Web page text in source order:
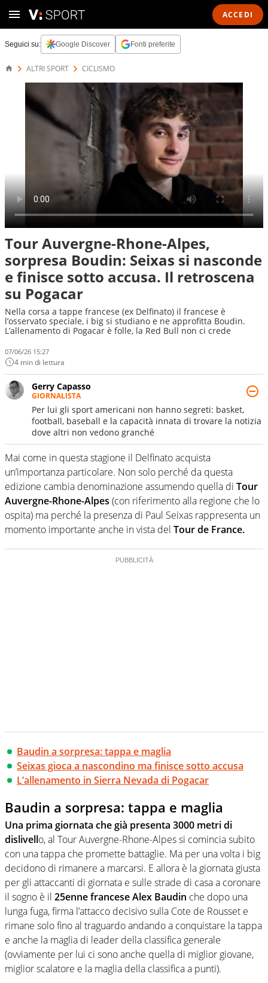
ACCEDI
Seguici su: Google Discover Fonti preferite
ALTRI SPORT CICLISMO
Tour Auvergne-Rhone-Alpes,
sorpresa Boudin: Seixas si nasconde
e finisce sotto accusa. Il retroscena
su Pogacar
Nella corsa a tappe francese (ex Delfinato) il francese è
l’osservato speciale, i big si studiano e ne approfitta Boudin.
L’allenamento di Pogacar è folle, la Red Bull non ci crede
07/06/26 15:27
4 min di lettura
Gerry Capasso
GIORNALISTA
Per lui gli sport americani non hanno segreti: basket,
football, baseball e la capacità innata di trovare la notizia
dove altri non vedono granché
Mai come in questa stagione il Delfinato acquista
un’importanza particolare. Non solo perché da questa
edizione cambia denominazione assumendo quella di Tour
Auvergne-Rhone-Alpes (con riferimento alla regione che lo
ospita) ma perché la presenza di Paul Seixas rappresenta un
momento importante anche in vista del Tour de France.
Baudin a sorpresa: tappa e maglia
Seixas gioca a nascondino ma finisce sotto accusa
L’allenamento in Sierra Nevada di Pogacar
Baudin a sorpresa: tappa e maglia
Una prima giornata che già presenta 3000 metri di
dislivello, al Tour Auvergne-Rhone-Alpes si comincia subito
con una tappa che promette battaglie. Ma per una volta i big
decidono di rimanere a marcarsi. E allora è la giornata giusta
per gli attaccanti di giornata e sulle strade di casa a coronare
il sogno è il 25enne francese Alex Baudin che dopo una
lunga fuga, firma l’attacco decisivo sulla Cote de Rousset e
rimane solo fino al traguardo andando a conquistare la tappa
e anche la maglia di leader della classifica generale
(ovviamente per lui ci sono anche quella di miglior giovane,
miglior scalatore e la maglia della classifica a punti).